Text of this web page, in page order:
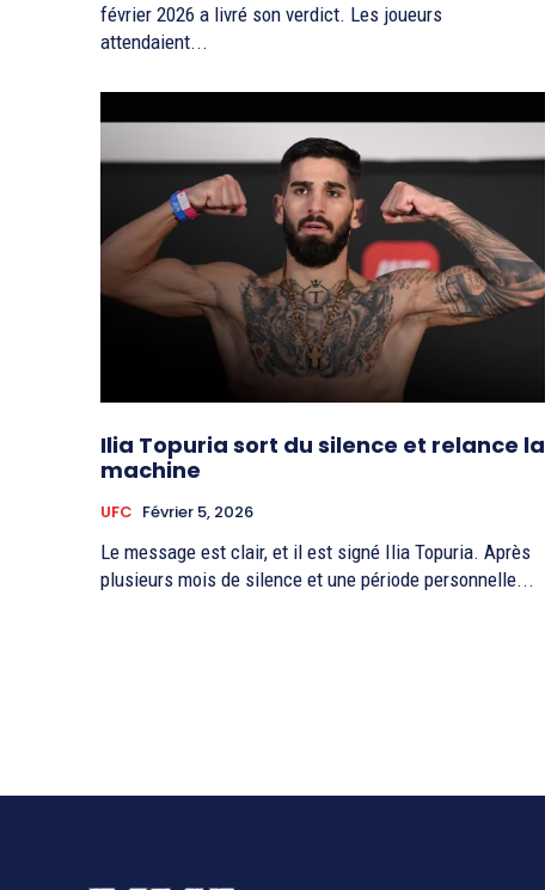
février 2026 a livré son verdict. Les joueurs
attendaient...
Ilia Topuria sort du silence et relance la
machine
UFC Février 5, 2026
Le message est clair, et il est signé Ilia Topuria. Après
plusieurs mois de silence et une période personnelle...